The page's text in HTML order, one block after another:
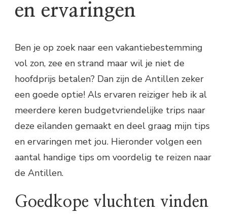
en ervaringen
Ben je op zoek naar een vakantiebestemming
vol zon, zee en strand maar wil je niet de
hoofdprijs betalen? Dan zijn de Antillen zeker
een goede optie! Als ervaren reiziger heb ik al
meerdere keren budgetvriendelijke trips naar
deze eilanden gemaakt en deel graag mijn tips
en ervaringen met jou. Hieronder volgen een
aantal handige tips om voordelig te reizen naar
de Antillen.
Goedkope vluchten vinden